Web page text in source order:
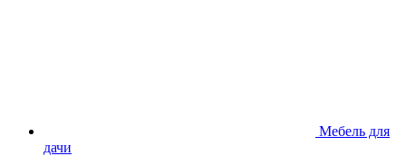
Мебель для
дачи